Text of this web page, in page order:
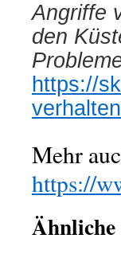
Angriffe
den
https://
Mehr
https://